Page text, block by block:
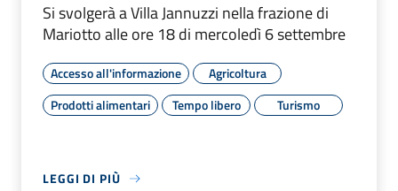
Si svolgerà a Villa Jannuzzi nella frazione di
Mariotto alle ore 18 di mercoledì 6 settembre
Accesso all'informazione
Agricoltura
Prodotti alimentari
Tempo libero Turismo
LEGGI DI PIÙ